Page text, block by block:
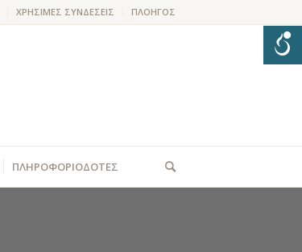
ΧΡΗΣΙΜΕΣ ΣΥΝΔΕΣΕΙΣ ΠΛΟΗΓΟΣ
ΠΛΗΡΟΦΟΡΙΟΔΟΤΕΣ